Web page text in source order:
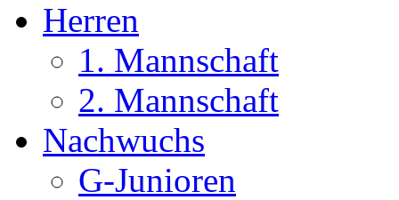
Herren
1. Mannschaft
2. Mannschaft
Nachwuchs
G-Junioren